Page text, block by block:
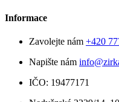
Informace
Zavolejte nám +420
Napište nám
IČO: 19477171